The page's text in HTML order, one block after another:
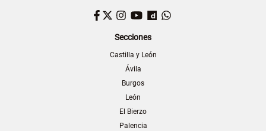
Facebook
TwitterInstagram
YouTubeDailymotion
Secciones
Castilla y León
Ávila
Burgos
León
El Bierzo
Palencia